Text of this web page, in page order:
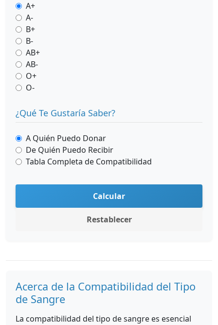
A+
A-
B+
B-
AB+
AB-
O+
O-
¿Qué Te Gustaría Saber?
A Quién Puedo Donar
De Quién Puedo Recibir
Tabla Completa de Compatibilidad
Calcular
Restablecer
Acerca de la Compatibilidad del Tipo
de Sangre
La compatibilidad del tipo de sangre es esencial